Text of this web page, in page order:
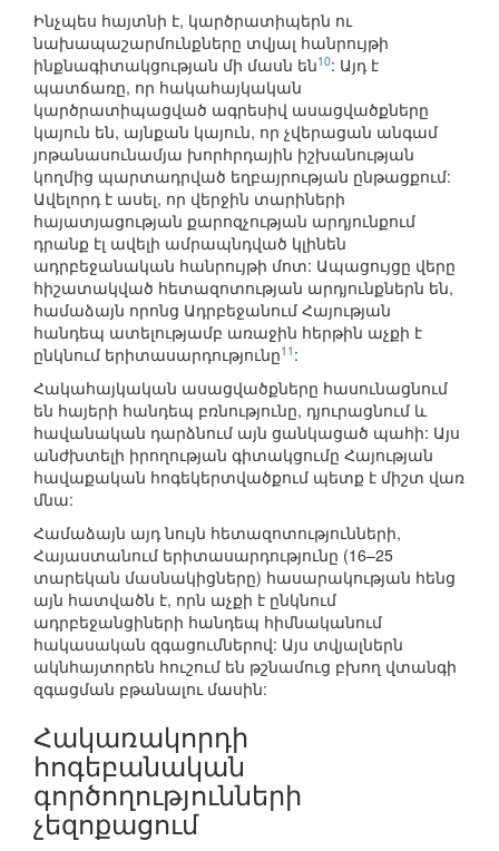
Ինչպես հայտնի է, կարծրատիպերն ու
նախապաշարմունքները տվյալ հանրույթի
ինքնագիտակցության մի մասն են10: Այդ է
պատճառը, որ հակահայկական
կարծրատիպացված ագրեսիվ ասացվածքները
կայուն են, այնքան կայուն, որ չվերացան անգամ
յոթանասունամյա խորհրդային իշխանության
կողմից պարտադրված եղբայրության ընթացքում:
Ավելորդ է ասել, որ վերջին տարիների
հայատյացության քարոզչության արդյունքում
դրանք էլ ավելի ամրապնդված կլինեն
ադրբեջանական հանրույթի մոտ: Ապացույցը վերը
հիշատակված հետազոտության արդյունքներն են,
համաձայն որոնց Ադրբեջանում Հայության
հանդեպ ատելությամբ առաջին հերթին աչքի է
ընկնում երիտասարդությունը11 :
Հակահայկական ասացվածքները հասունացնում
են հայերի հանդեպ բռնությունը, դյուրացնում և
հավանական դարձնում այն ցանկացած պահի: Այս
անժխտելի իրողության գիտակցումը Հայության
հավաքական հոգեկերտվածքում պետք է միշտ վառ
մնա:
Համաձայն այդ նույն հետազոտությունների,
Հայաստանում երիտասարդությունը (16–25
տարեկան մասնակիցները) հասարակության հենց
այն հատվածն է, որն աչքի է ընկնում
ադրբեջանցիների հանդեպ հիմնականում
հակասական զգացումներով: Այս տվյալներն
ակնհայտորեն հուշում են թշնամուց բխող վտանգի
զգացման բթանալու մասին:
Հակառակորդի
հոգեբանական
գործողությունների
չեզոքացում